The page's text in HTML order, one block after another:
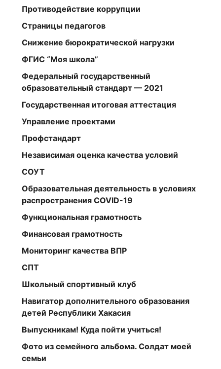
Противодействие коррупции
Страницы педагогов
Снижение бюрократической нагрузки
ФГИС “Моя школа”
Федеральный государственный
образовательный стандарт — 2021
Государственная итоговая аттестация
Управление проектами
Профстандарт
Независимая оценка качества условий
СОУТ
Образовательная деятельность в условиях
распространения COVID-19
Функциональная грамотность
Финансовая грамотность
Мониторинг качества ВПР
СПТ
Школьный спортивный клуб
Навигатор дополнительного образования
детей Республики Хакасия
Выпускникам! Куда пойти учиться!
Фото из семейного альбома. Солдат моей
семьи